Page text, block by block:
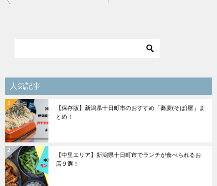
ョ
ン
人気記事
【保存版】新潟県十日町市のおすすめ「蕎麦(そば)屋」ま
とめ！
【中里エリア】新潟県十日町市でランチが食べられるお
店９選！